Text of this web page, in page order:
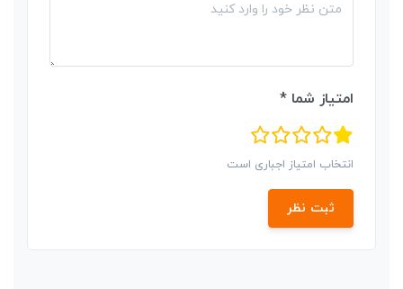
امتیاز شما *
انتخاب امتیاز اجباری است
ثبت نظر